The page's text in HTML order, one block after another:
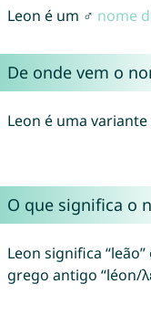
Leon é um ♂ nome
De onde vem o
Leon é uma
O que significa o
Leon significa
grego antigo “léon/